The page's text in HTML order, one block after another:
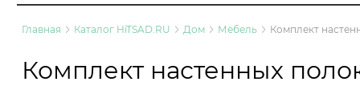
Главная Каталог HiTSAD.RU Дом Мебель Комплект
Комплект настенных